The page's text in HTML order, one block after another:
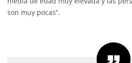
son muy pocas”.